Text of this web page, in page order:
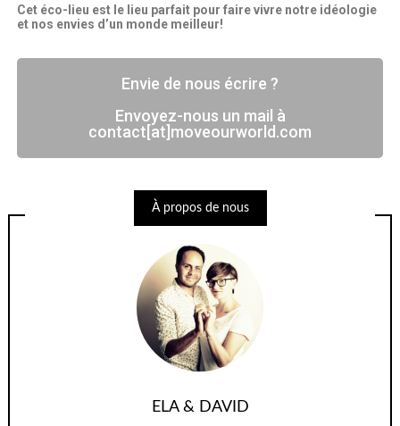
Cet éco-lieu est le lieu parfait pour faire vivre notre idéologie
et nos envies d’un monde meilleur!
Envie de nous écrire ?
Envoyez-nous un mail à
contact[at]moveourworld.com
À propos de nous
ELA & DAVID